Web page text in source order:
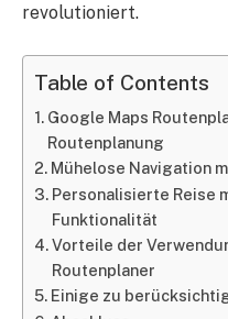
revolutioniert.
Table of Contents
Google Maps
Routenplanung
Mühelose Navigation
Personalisierte Reise
Funktionalität
Vorteile der
Routenplaner
Einige zu